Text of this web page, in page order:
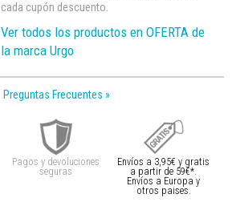
cada cupón descuento.
Ver todos los productos en OFERTA de
la marca Urgo
Preguntas Frecuentes »
Pagos y devoluciones
seguras
Envíos a 3,95€ y gratis
a partir de 59€*.
Envíos a Europa y
otros paises.